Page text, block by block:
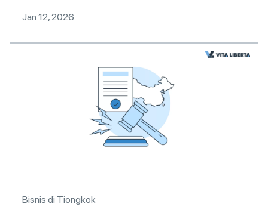
Jan 12, 2026
Bisnis di Tiongkok